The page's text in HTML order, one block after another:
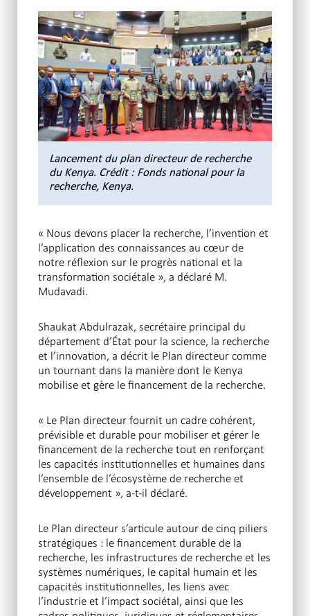
Lancement du plan directeur de recherche
du Kenya. Crédit : Fonds national pour la
recherche, Kenya.
« Nous devons placer la recherche, l’invention et
l’application des connaissances au cœur de
notre réflexion sur le progrès national et la
transformation sociétale », a déclaré M.
Mudavadi.
Shaukat Abdulrazak, secrétaire principal du
département d’État pour la science, la recherche
et l’innovation, a décrit le Plan directeur comme
un tournant dans la manière dont le Kenya
mobilise et gère le financement de la recherche.
« Le Plan directeur fournit un cadre cohérent,
prévisible et durable pour mobiliser et gérer le
financement de la recherche tout en renforçant
les capacités institutionnelles et humaines dans
l’ensemble de l’écosystème de recherche et
développement », a-t-il déclaré.
Le Plan directeur s’articule autour de cinq piliers
stratégiques : le financement durable de la
recherche, les infrastructures de recherche et les
systèmes numériques, le capital humain et les
capacités institutionnelles, les liens avec
l’industrie et l’impact sociétal, ainsi que les